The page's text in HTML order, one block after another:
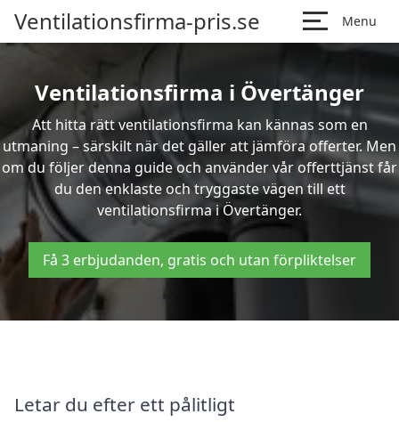
Ventilationsfirma-pris.se Menu
Ventilationsfirma i Övertänger
Att hitta rätt ventilationsfirma kan kännas som en
utmaning – särskilt när det gäller att jämföra offerter. Men
om du följer denna guide och använder vår offerttjänst får
du den enklaste och tryggaste vägen till ett
ventilationsfirma i Övertänger.
Få 3 erbjudanden, gratis och utan förpliktelser
Letar du efter ett pålitligt